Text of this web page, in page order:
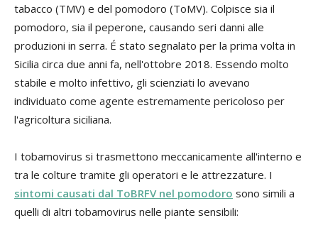
tabacco (TMV) e del pomodoro (ToMV). Colpisce sia il
pomodoro, sia il peperone, causando seri danni alle
produzioni in serra. É stato segnalato per la prima volta in
Sicilia circa due anni fa, nell'ottobre 2018. Essendo molto
stabile e molto infettivo, gli scienziati lo avevano
individuato come agente estremamente pericoloso per
l'agricoltura siciliana.
I tobamovirus si trasmettono meccanicamente all'interno e
tra le colture tramite gli operatori e le attrezzature. I
sintomi causati dal ToBRFV nel pomodoro sono simili a
quelli di altri tobamovirus nelle piante sensibili: